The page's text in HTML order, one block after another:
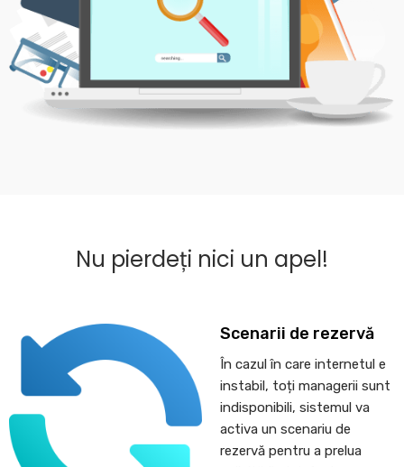
Nu pierdeți nici un apel!
Scenarii de rezervă
În cazul în care internetul e
instabil, toți managerii sunt
indisponibili, sistemul va
activa un scenariu de
rezervă pentru a prelua